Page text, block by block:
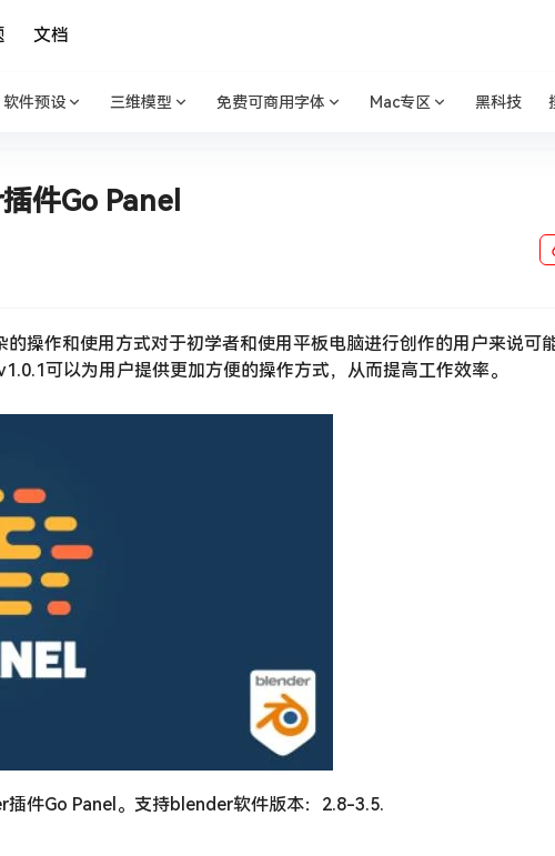
文档
软件预设 三维模型 免费可商用字体 Mac专区 黑科技
件Go Panel
操作和使用方式对于初学者和使用平板电脑进行创作的用户来说可
可以为用户提供更加方便的操作方式，从而提高工作效率。
件Go Panel。支持blender软件版本：2.8-3.5.